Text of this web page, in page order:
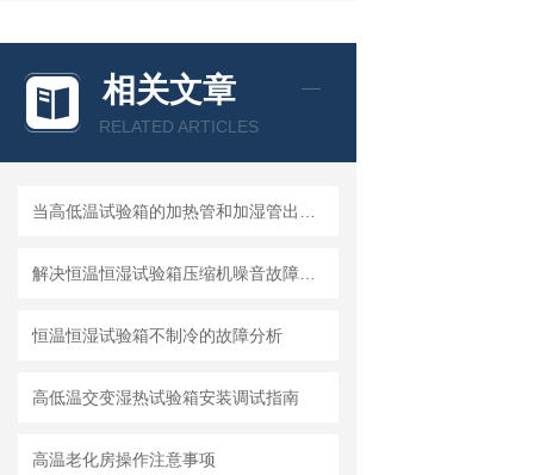
相关文章
RELATED ARTICLES
恒温恒湿试验箱不制冷的故障分析
高低温交变湿热试验箱安装调试指南
高温老化房操作注意事项